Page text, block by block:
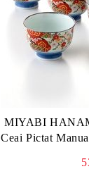
MIYABI
Ceai Pictat